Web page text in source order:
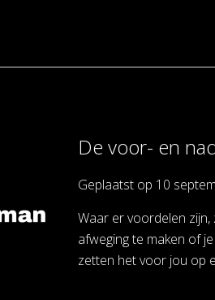
De voor- en
Geplaatst op 10
Waar er voordelen
afweging te maken of
zetten het voor jou op